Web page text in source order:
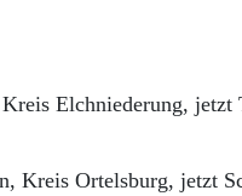
Elchniederung, jetzt
Kreis Ortelsburg, jetzt